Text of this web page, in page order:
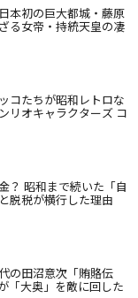
本初の巨大都城・藤原
る女帝・持統天皇の凄
コたちが昭和レトロな
リオキャラクターズ コ
？ 昭和まで続いた「自
脱税が横行した理由
の田沼意次「賄賂伝
「大奥」を敵に回した